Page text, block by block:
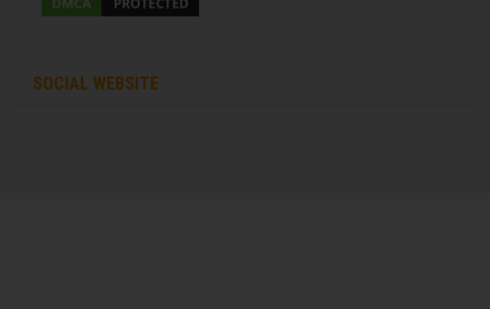
SOCIAL WEBSITE